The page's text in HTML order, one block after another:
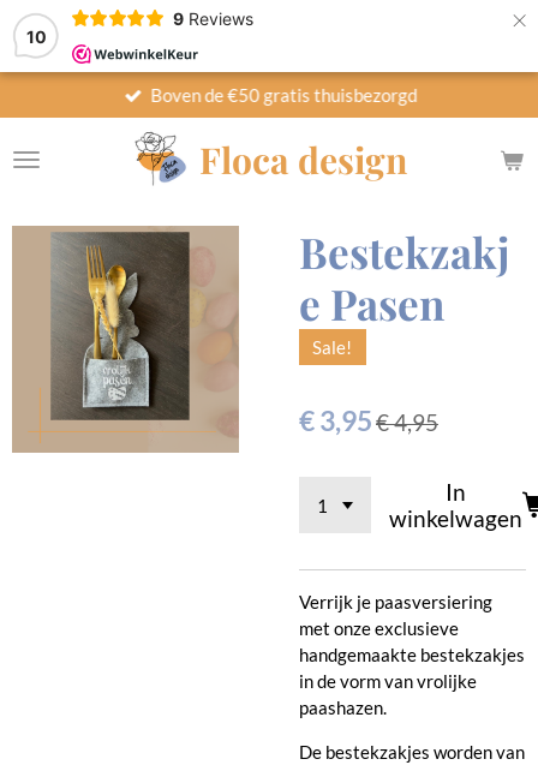
10
9 Reviews ×
Floca design
Boven de €50 gratis thuisbezorgd
Bestekzakj
e Pasen
Sale!
€ 3,95€ 4,95
In
winkelwagen
Verrijk je paasversiering
met onze exclusieve
handgemaakte bestekzakjes
in de vorm van vrolijke
paashazen.
De bestekzakjes worden van